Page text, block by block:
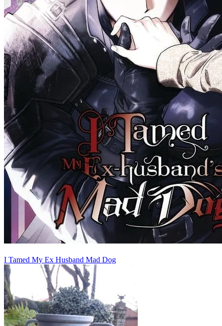
I Tamed My Ex Husband Mad Dog